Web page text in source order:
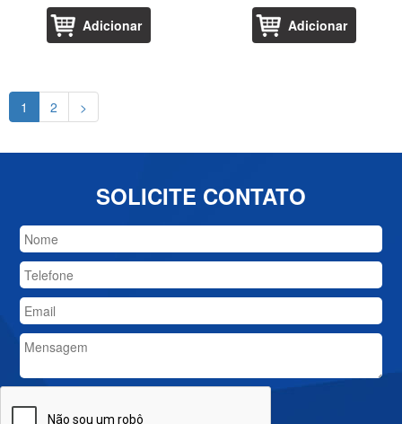
Adicionar Adicionar
1 2 >
SOLICITE CONTATO